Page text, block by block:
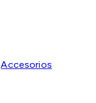
Accesorios